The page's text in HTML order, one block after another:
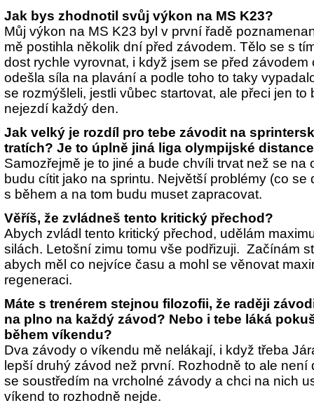
Jak bys zhodnotil svůj výkon na MS K23?
Můj výkon na MS K23 byl v první řadě
mě postihla několik dní před závodem. Tělo se s
dost rychle vyrovnat, i když jsem se před závodem
odešla síla na plavání a podle toho to taky
se rozmýšleli, jestli vůbec startovat, ale přeci jen to
nejezdí každý den.
Jak velký je rozdíl pro tebe závodit na
tratích? Je to úplně jiná liga olympijské
Samozřejmě je to jiné a bude chvíli trvat než se na
budu cítit jako na sprintu. Největší problémy (co se
s během a na tom budu muset zapracovat.
Věříš, že zvládneš tento kritický přechod?
Abych zvládl tento kritický přechod, udělám
silách. Letošní zimu tomu vše podřizuji. Začínám
abych měl co nejvíce času a mohl se věnovat
regeneraci.
Máte s trenérem stejnou filozofii, že raději
na plno na každý závod? Nebo i tebe láká
během víkendu?
Dva závody o víkendu mě nelákají, i když třeba
lepší druhý závod než první. Rozhodně to ale není
se soustředím na vrcholné závody a chci na nich
víkend to rozhodně nejde.